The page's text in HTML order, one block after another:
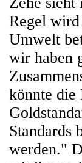
Regel
Umwelt
wir haben
könnte die
Standards
werden."